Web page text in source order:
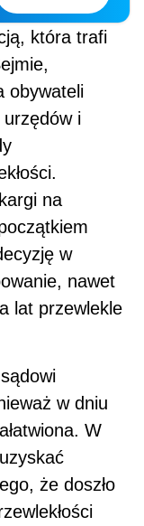
która trafi
obywateli
urzędów i
na
w
nawet
lat przewlekle
w dniu
W
że doszło